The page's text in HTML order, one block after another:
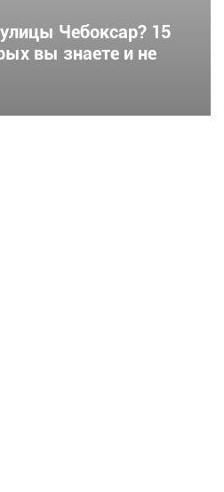
Чебоксар? 15
вы знаете и не